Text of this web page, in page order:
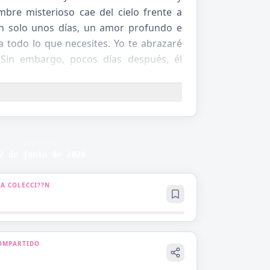
misterioso cae del cielo frente a
solo unos días, un amor profundo e
todo lo que necesites. Yo te abrazaré
embargo, pocos días después, él
años.Cuando vuelven a encontrarse,
COLECCI??N